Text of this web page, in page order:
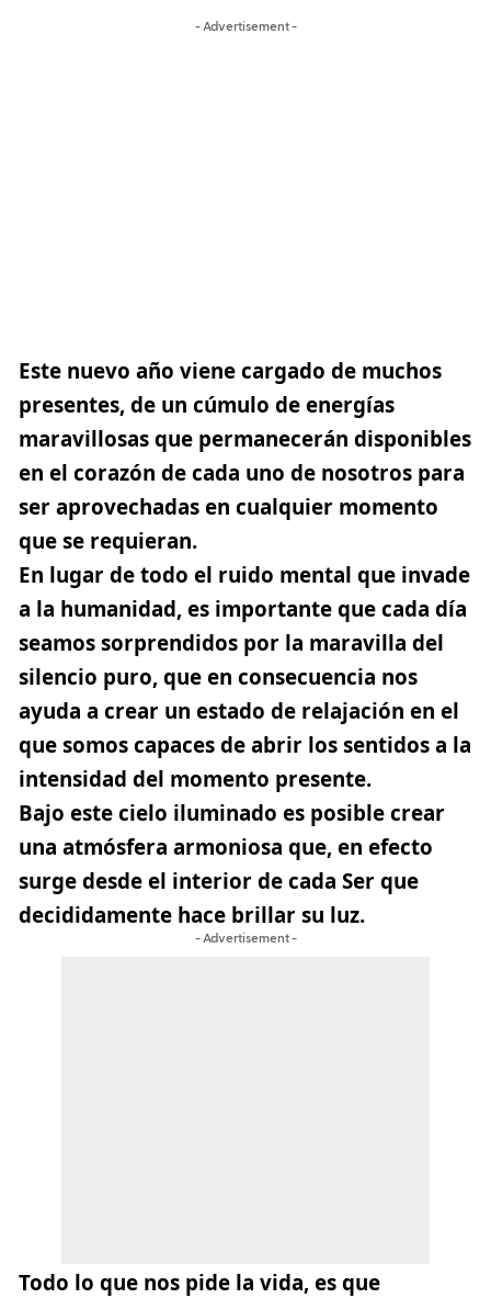
- Advertisement -
Este nuevo año viene cargado de muchos
presentes, de un cúmulo de energías
maravillosas que permanecerán disponibles
en el corazón de cada uno de nosotros para
ser aprovechadas en cualquier momento
que se requieran.
En lugar de todo el ruido mental que invade
a la humanidad, es importante que cada día
seamos sorprendidos por la maravilla del
silencio puro, que en consecuencia nos
ayuda a crear un estado de relajación en el
que somos capaces de abrir los sentidos a la
intensidad del momento presente.
Bajo este cielo iluminado es posible crear
una atmósfera armoniosa que, en efecto
surge desde el interior de cada Ser que
decididamente hace brillar su luz.
- Advertisement -
Todo lo que nos pide la vida, es que